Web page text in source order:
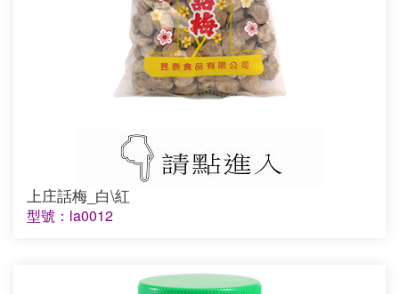
上庄話梅_白\紅
型號：la0012